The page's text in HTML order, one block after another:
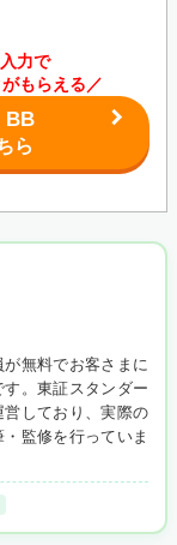
力で
もらえる／
BB
ら
無料でお客さまに
。東証スタンダー
営しており、実際の
監修を行っていま